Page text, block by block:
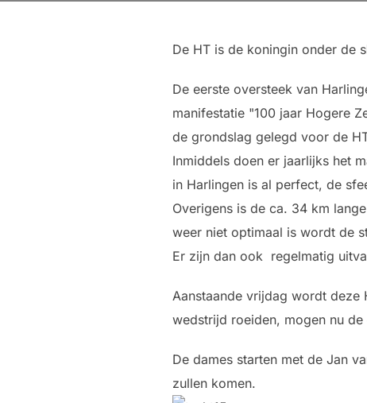
De HT is de koningin onder de
De eerste oversteek van
manifestatie "100 jaar Hogere
de grondslag gelegd voor de
Inmiddels doen er jaarlijks het
in Harlingen is al perfect, de
Overigens is de ca. 34 km
weer niet optimaal is wordt de
Er zijn dan ook regelmatig
Aanstaande vrijdag wordt deze
wedstrijd roeiden, mogen nu
De dames starten met de Jan
zullen komen.